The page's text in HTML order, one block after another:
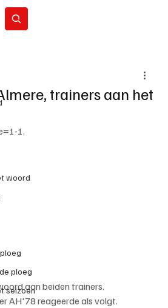
woord
ploeg
seizoen
trainers aan het
1.
aan beiden trainers.
AH'78 reageerde als volgt.